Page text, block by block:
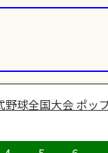
球全国大会 ポッ